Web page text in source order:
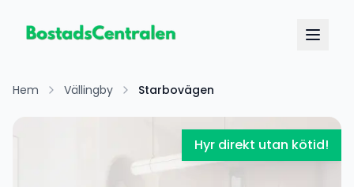
Hem Vällingby Starbovägen
Hyr direkt utan kötid!